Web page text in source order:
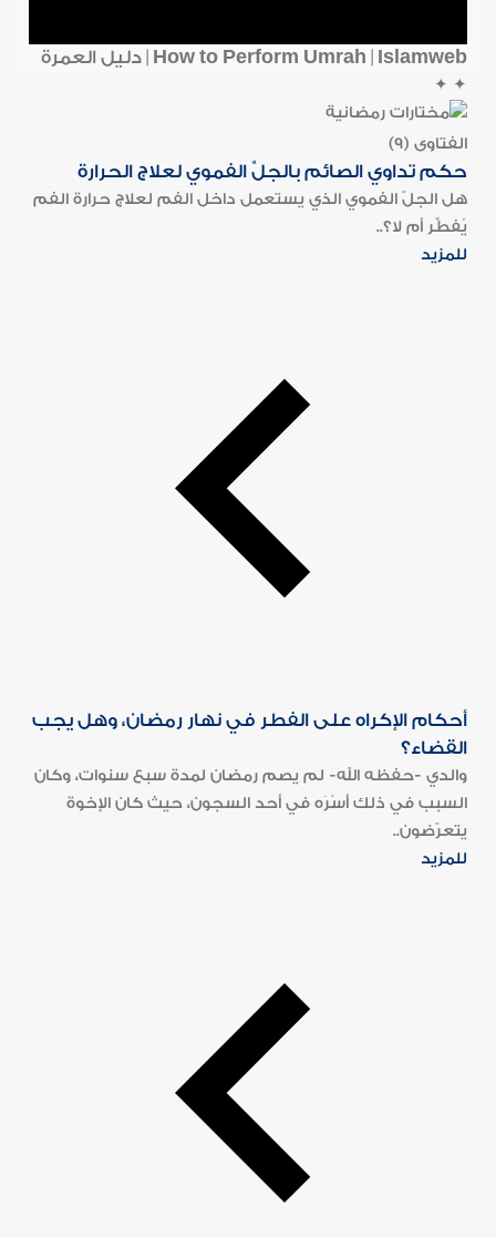
How to Perform Umrah | Islamweb | دليل العمرة
✦
✦
الفتاوى (9)
حكم تداوي الصائم بالجلِّ الفموي لعلاج الحرارة
هل الجلّ الفموي الذي يستعمل داخل الفم لعلاج حرارة الفم
يُفطِّر أم لا؟..
للمزيد
أحكام الإكراه على الفطر في نهار رمضان، وهل يجب
القضاء؟
والدي -حفظه الله- لم يصم رمضان لمدة سبع سنوات، وكان
السبب في ذلك أَسْرَه في أحد السجون، حيث كان الإخوة
يتعرّضون..
للمزيد